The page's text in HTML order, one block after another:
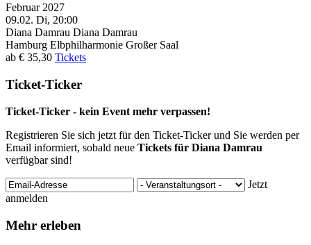
Februar 2027
09.02. Di, 20:00
Diana Damrau Diana Damrau
Hamburg Elbphilharmonie Großer Saal
ab € 35,30 Tickets
Ticket-Ticker
Ticket-Ticker - kein Event mehr verpassen!
Registrieren Sie sich jetzt für den Ticket-Ticker und Sie werden per
Email informiert, sobald neue Tickets für Diana Damrau
verfügbar sind!
Jetzt
anmelden
Mehr erleben